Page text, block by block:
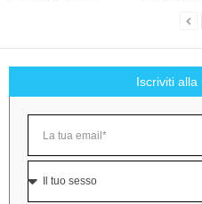
Iscriviti alla